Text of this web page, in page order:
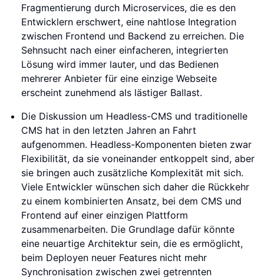
Fragmentierung durch Microservices, die es den
Entwicklern erschwert, eine nahtlose Integration
zwischen Frontend und Backend zu erreichen. Die
Sehnsucht nach einer einfacheren, integrierten
Lösung wird immer lauter, und das Bedienen
mehrerer Anbieter für eine einzige Webseite
erscheint zunehmend als lästiger Ballast.
Die Diskussion um Headless-CMS und traditionelle
CMS hat in den letzten Jahren an Fahrt
aufgenommen. Headless-Komponenten bieten zwar
Flexibilität, da sie voneinander entkoppelt sind, aber
sie bringen auch zusätzliche Komplexität mit sich.
Viele Entwickler wünschen sich daher die Rückkehr
zu einem kombinierten Ansatz, bei dem CMS und
Frontend auf einer einzigen Plattform
zusammenarbeiten. Die Grundlage dafür könnte
eine neuartige Architektur sein, die es ermöglicht,
beim Deployen neuer Features nicht mehr
Synchronisation zwischen zwei getrennten